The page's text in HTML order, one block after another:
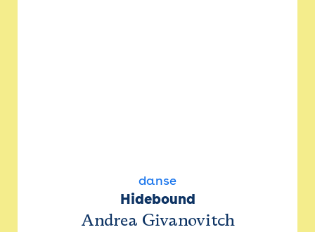
danse
Hidebound
Andrea Givanovitch